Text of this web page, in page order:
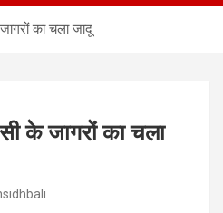
का चला जादू
के जागरों का चला